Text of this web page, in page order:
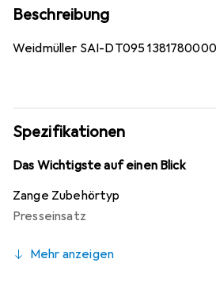
Beschreibung
Weidmüller SAI-DT095
Spezifikationen
Das Wichtigste auf einen Blick
Zange Zubehörtyp
Presseinsatz
Mehr anzeigen